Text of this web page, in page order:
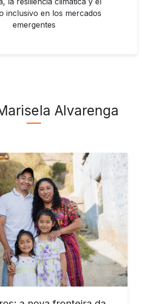
inclusivo en los mercados
emergentes
Alvarenga